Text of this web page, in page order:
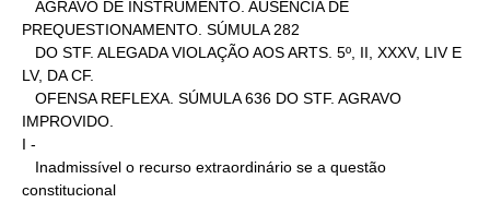
PREQUESTIONAMENTO. SÚMULA 282
LV, DA CF.
IMPROVIDO.
I -
constitucional